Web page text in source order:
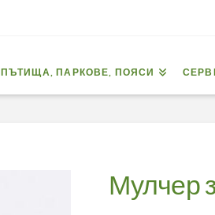
ПЪТИЩА, ПАРКОВЕ, ПОЯСИ
Мулчер